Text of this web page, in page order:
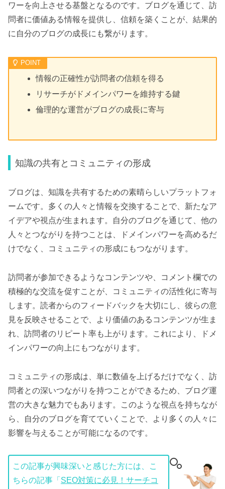
ワーを向上させる基盤となるのです。ブログを通じて、訪
問者に価値ある情報を提供し、信頼を築くことが、結果的
に自分のブログの成長にも繋がります。
情報の正確性が訪問者の信頼を得る
リサーチがドメインパワーを維持する鍵
倫理的な運営がブログの成長に寄与
知識の共有とコミュニティの形成
ブログは、知識を共有するための素晴らしいプラットフォ
ームです。多くの人々と情報を交換することで、新たなア
イデアや視点が生まれます。自分のブログを通じて、他の
人々とつながりを持つことは、ドメインパワーを高めるだ
けでなく、コミュニティの形成にもつながります。
訪問者が参加できるようなコンテンツや、コメント欄での
積極的な交流を促すことが、コミュニティの活性化に寄与
します。読者からのフィードバックを大切にし、彼らの意
見を反映させることで、より価値のあるコンテンツが生ま
れ、訪問者のリピート率も上がります。これにより、ドメ
インパワーの向上にもつながります。
コミュニティの形成は、単に数値を上げるだけでなく、訪
問者との深いつながりを持つことができるため、ブログ運
営の大きな魅力でもあります。このような視点を持ちなが
ら、自分のブログを育てていくことで、より多くの人々に
影響を与えることが可能になるのです。
この記事が興味深いと感じた方には、こ
ちらの記事「 SEO対策に必見！サーチコ